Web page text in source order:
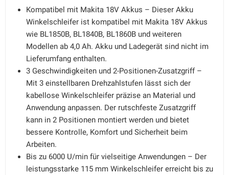
Kompatibel mit Makita 18V Akkus – Dieser Akku
Winkelschleifer ist kompatibel mit Makita 18V Akkus
wie BL1850B, BL1840B, BL1860B und weiteren
Modellen ab 4,0 Ah. Akku und Ladegerät sind nicht im
Lieferumfang enthalten.
3 Geschwindigkeiten und 2-Positionen-Zusatzgriff –
Mit 3 einstellbaren Drehzahlstufen lässt sich der
kabellose Winkelschleifer präzise an Material und
Anwendung anpassen. Der rutschfeste Zusatzgriff
kann in 2 Positionen montiert werden und bietet
bessere Kontrolle, Komfort und Sicherheit beim
Arbeiten.
Bis zu 6000 U/min für vielseitige Anwendungen – Der
leistungsstarke 115 mm Winkelschleifer erreicht bis zu